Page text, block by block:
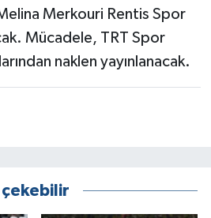
Merkouri Rentis Spor
Mücadele, TRT Spor
naklen yayınlanacak.
çekebilir